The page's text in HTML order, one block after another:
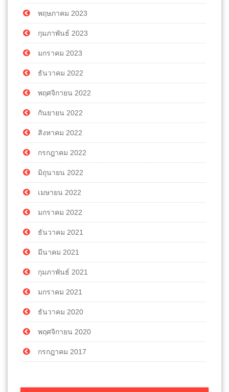
พฤษภาคม 2023
กุมภาพันธ์ 2023
มกราคม 2023
ธันวาคม 2022
พฤศจิกายน 2022
กันยายน 2022
สิงหาคม 2022
กรกฎาคม 2022
มิถุนายน 2022
เมษายน 2022
มกราคม 2022
ธันวาคม 2021
มีนาคม 2021
กุมภาพันธ์ 2021
มกราคม 2021
ธันวาคม 2020
พฤศจิกายน 2020
กรกฎาคม 2017